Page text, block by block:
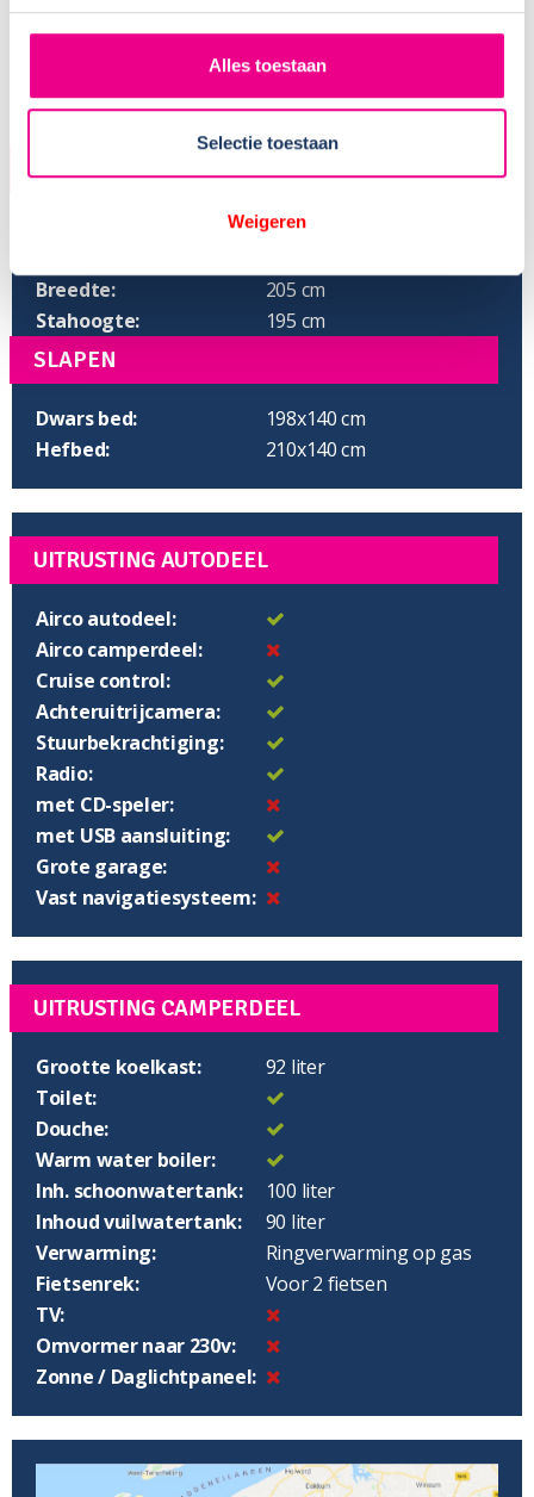
Alles toestaan
Selectie toestaan
Weigeren
AFMETINGEN
599 cm
Breedte:
205 cm
Stahoogte:
195 cm
SLAPEN
Dwars bed:
198x140 cm
Hefbed:
210x140 cm
UITRUSTING AUTODEEL
Airco autodeel:
Airco camperdeel:
Cruise control:
Achteruitrijcamera:
Stuurbekrachtiging:
Radio:
met CD-speler:
met USB aansluiting:
Grote garage:
Vast navigatiesysteem:
UITRUSTING CAMPERDEEL
Grootte koelkast:
92 liter
Toilet:
Douche:
Warm water boiler:
Inh. schoonwatertank:
100 liter
Inhoud vuilwatertank:
90 liter
Verwarming:
Ringverwarming op gas
Fietsenrek:
Voor 2 fietsen
TV:
Omvormer naar 230v:
Zonne / Daglichtpaneel: